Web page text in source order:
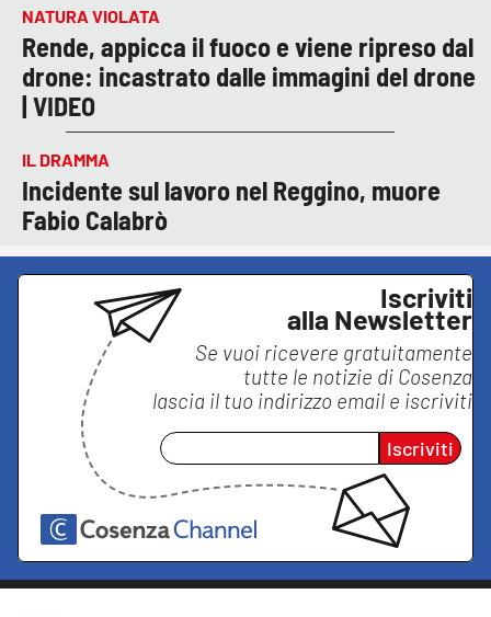
NATURA VIOLATA
Rende, appicca il fuoco e viene ripreso dal
drone: incastrato dalle immagini del drone
| VIDEO
IL DRAMMA
Incidente sul lavoro nel Reggino, muore
Fabio Calabrò
Iscriviti
alla Newsletter
Se vuoi ricevere gratuitamente
tutte le notizie di Cosenza
lascia il tuo indirizzo email e iscriviti
Iscriviti